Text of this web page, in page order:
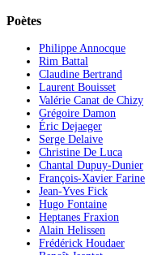
Poètes
Philippe Annocque
Rim Battal
Claudine Bertrand
Laurent Bouisset
Valérie Canat de Chizy
Grégoire Damon
Éric Dejaeger
Serge Delaive
Christine De Luca
Chantal Dupuy-Dunier
François-Xavier Farine
Jean-Yves Fick
Hugo Fontaine
Heptanes Fraxion
Alain Helissen
Frédérick Houdaer